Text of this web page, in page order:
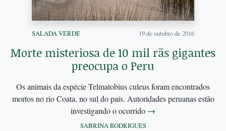
SALADA VERDE 19 de outubro de 2016
Morte misteriosa de 10 mil rãs gigantes
preocupa o Peru
Os animais da espécie Telmatobius culeus foram encontrados
mortos no rio Coata, no sul do país. Autoridades peruanas estão
investigando o ocorrido →
SABRINA RODRIGUES